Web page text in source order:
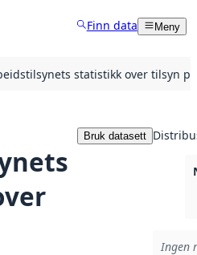
Finn data Meny
statistikk over tilsyn
Bruk datasett
Ingen